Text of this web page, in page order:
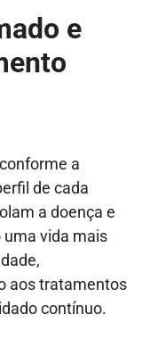
e
a
de cada
a doença e
vida mais
aos tratamentos
contínuo.